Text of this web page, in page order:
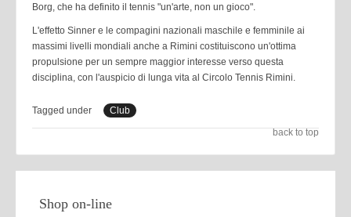
Borg, che ha definito il tennis "un'arte, non un gioco".
L'effetto Sinner e le compagini nazionali maschile e femminile ai
massimi livelli mondiali anche a Rimini costituiscono un'ottima
propulsione per un sempre maggior interesse verso questa
disciplina, con l'auspicio di lunga vita al Circolo Tennis Rimini.
Tagged under
Club
back to top
Shop on-line